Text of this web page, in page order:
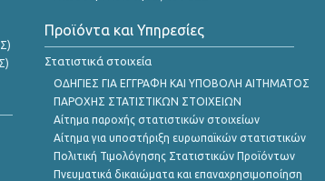
Προϊόντα και Υπηρεσίες
Στατιστικά στοιχεία
ΟΔΗΓΙΕΣ ΓΙΑ ΕΓΓΡΑΦΗ ΚΑΙ ΥΠΟΒΟΛΗ ΑΙΤΗΜΑΤΟΣ
ΠΑΡΟΧΗΣ ΣΤΑΤΙΣΤΙΚΩΝ ΣΤΟΙΧΕΙΩΝ
Αίτημα παροχής στατιστικών στοιχείων
Αίτημα για υποστήριξη ευρωπαϊκών στατιστικών
Πολιτική Τιμολόγησης Στατιστικών Προϊόντων
Πνευματικά δικαιώματα και επαναχρησιμοποίηση